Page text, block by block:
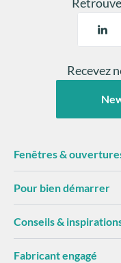
Recevez
Fenêtres &
Pour bien démarrer
Conseils &
Fabricant engagé